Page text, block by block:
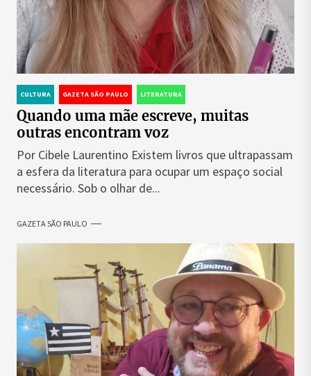
CULTURA GAZETA SÃO PAULO LITERATURA
Quando uma mãe escreve, muitas
outras encontram voz
Por Cibele Laurentino Existem livros que ultrapassam
a esfera da literatura para ocupar um espaço social
necessário. Sob o olhar de...
GAZETA SÃO PAULO